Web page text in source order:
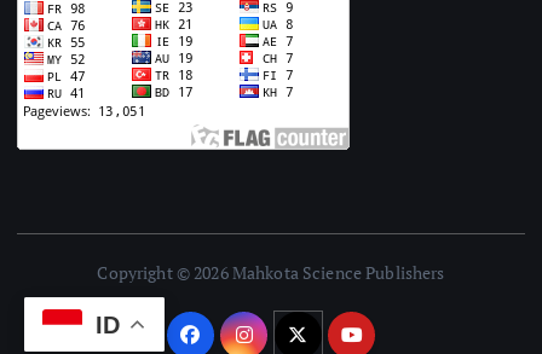
Copyright © 2026 Mahkota Science Publishers
ID